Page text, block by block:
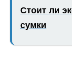
Стоит ли
сумки